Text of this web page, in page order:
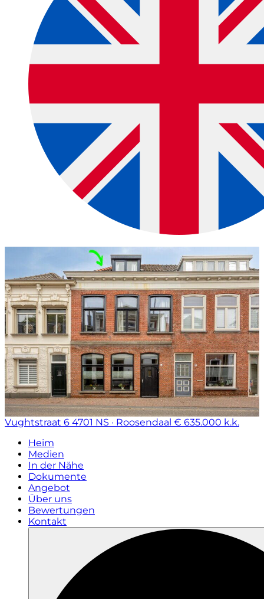
Vughtstraat 6 4701 NS · Roosendaal € 635.000 k.k.
Heim
Medien
In der Nähe
Dokumente
Angebot
Über uns
Bewertungen
Kontakt